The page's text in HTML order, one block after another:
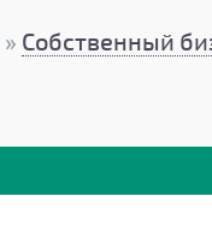
» Собственный